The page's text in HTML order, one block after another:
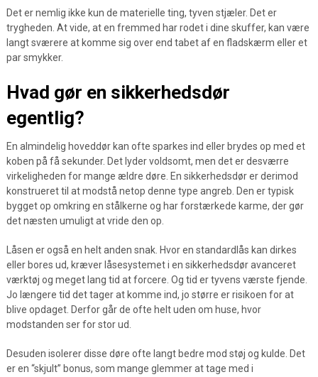
Det er nemlig ikke kun de materielle ting, tyven stjæler. Det er
trygheden. At vide, at en fremmed har rodet i dine skuffer, kan være
langt sværere at komme sig over end tabet af en fladskærm eller et
par smykker.
Hvad gør en sikkerhedsdør
egentlig?
En almindelig hoveddør kan ofte sparkes ind eller brydes op med et
koben på få sekunder. Det lyder voldsomt, men det er desværre
virkeligheden for mange ældre døre. En sikkerhedsdør er derimod
konstrueret til at modstå netop denne type angreb. Den er typisk
bygget op omkring en stålkerne og har forstærkede karme, der gør
det næsten umuligt at vride den op.
Låsen er også en helt anden snak. Hvor en standardlås kan dirkes
eller bores ud, kræver låsesystemet i en sikkerhedsdør avanceret
værktøj og meget lang tid at forcere. Og tid er tyvens værste fjende.
Jo længere tid det tager at komme ind, jo større er risikoen for at
blive opdaget. Derfor går de ofte helt uden om huse, hvor
modstanden ser for stor ud.
Desuden isolerer disse døre ofte langt bedre mod støj og kulde. Det
er en “skjult” bonus, som mange glemmer at tage med i